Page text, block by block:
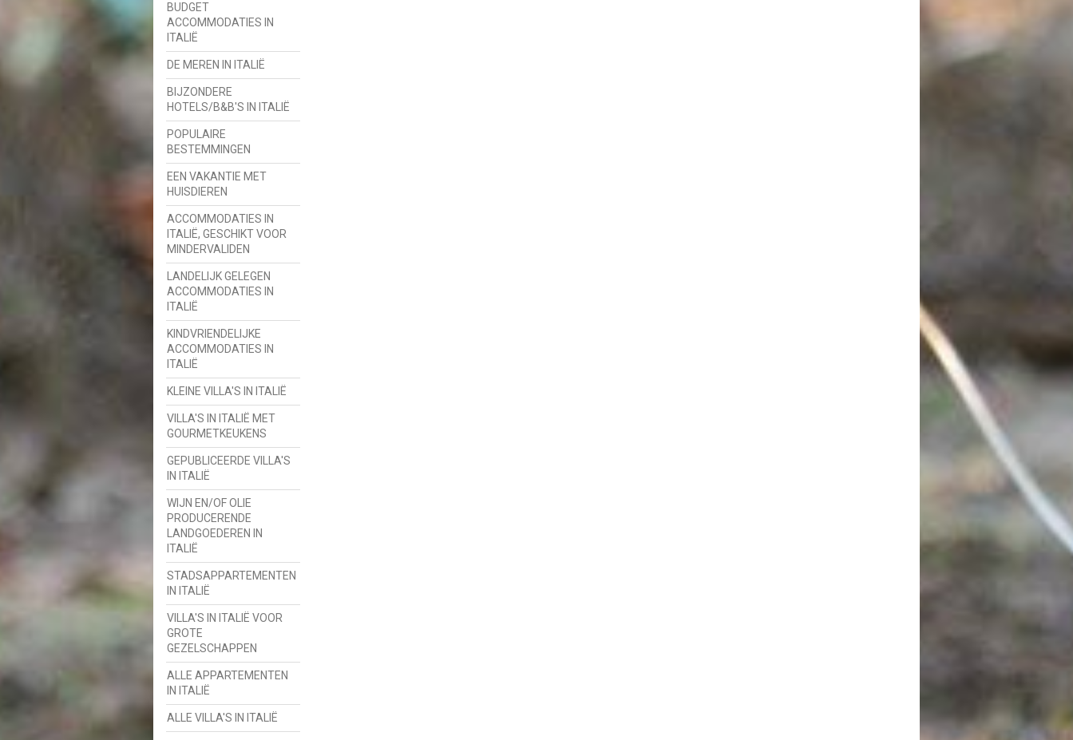
BUDGET
ACCOMMODATIES IN
ITALIË
DE MEREN IN ITALIË
BIJZONDERE
HOTELS/B&B'S IN ITALIË
POPULAIRE
BESTEMMINGEN
EEN VAKANTIE MET
HUISDIEREN
ACCOMMODATIES IN
ITALIË, GESCHIKT VOOR
MINDERVALIDEN
LANDELIJK GELEGEN
ACCOMMODATIES IN
ITALIË
KINDVRIENDELIJKE
ACCOMMODATIES IN
ITALIË
KLEINE VILLA'S IN ITALIË
VILLA'S IN ITALIË MET
GOURMETKEUKENS
GEPUBLICEERDE VILLA'S
IN ITALIË
WIJN EN/OF OLIE
PRODUCERENDE
LANDGOEDEREN IN
ITALIË
STADSAPPARTEMENTEN
IN ITALIË
VILLA'S IN ITALIË VOOR
GROTE
GEZELSCHAPPEN
ALLE APPARTEMENTEN
IN ITALIË
ALLE VILLA'S IN ITALIË